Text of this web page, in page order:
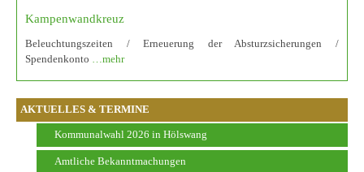
AKTUELLES & TERMINE
Kommunalwahl 2026 in Hölswang
Amtliche Bekanntmachungen
Kampenwandkreuz
Beleuchtungszeiten / Erneuerung der Absturzsicherungen /
Spendenkonto …mehr